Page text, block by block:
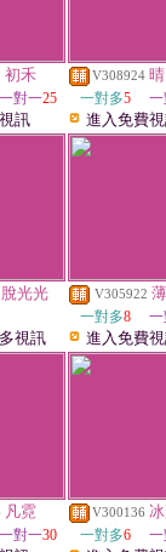
初禾
一對一25
訊
V308924
一對多5
進入免費
脫光光
視訊
V305922
一對多8
進入免費
凡霓
一對一30
V300136
一對多6